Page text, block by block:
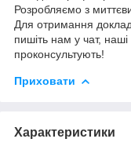
Розробляємо з
Для отримання
пишіть нам у чат,
проконсультують!
Приховати
Характеристики